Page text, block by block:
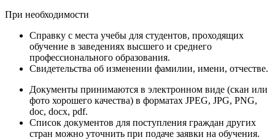
При необходимости
Справку с места учебы для студентов, проходящих
обучение в заведениях высшего и среднего
профессионального образования.
Свидетельства об изменении фамилии, имени, отчестве.
Документы принимаются в электронном виде (скан или
фото хорошего качества) в форматах JPEG, JPG, PNG,
doc, docx, pdf.
Список документов для поступления граждан других
стран можно уточнить при подаче заявки на обучения.